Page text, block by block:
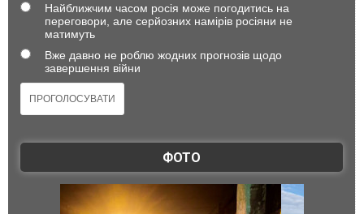
Найближчим часом росія може погодитись на
переговори, але серйозних намірів росіяни не
матимуть
Вже давно не роблю жодних прогнозів щодо
завершення війни
ФОТО